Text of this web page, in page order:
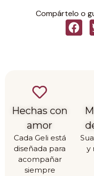
Compártelo o
Hechas con
amor
Cada Geli está
diseñada para
acompañar
siempre
y